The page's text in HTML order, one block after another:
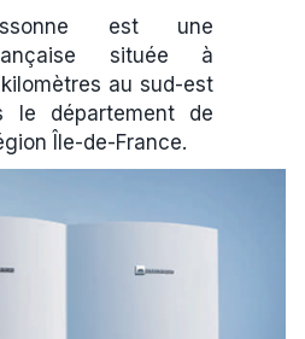
Essonne est une
située à
au sud-est
le département de
Île-de-France.